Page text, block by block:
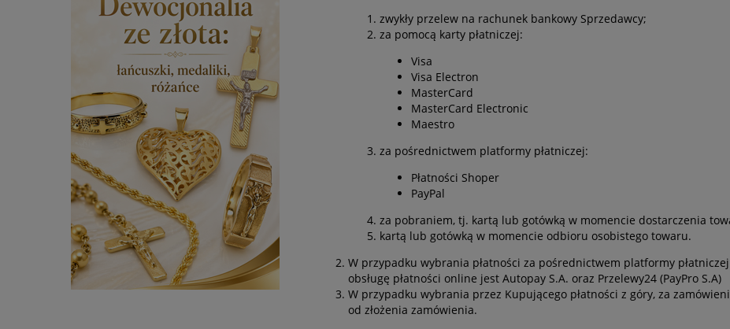
zwykły przelew na rachunek bankowy Sprzedawcy;
za pomocą karty płatniczej:
Visa
Visa Electron
MasterCard
MasterCard Electronic
Maestro
za pośrednictwem platformy płatniczej:
Płatności Shoper
PayPal
za pobraniem, tj. kartą lub gotówką w momencie dostarczenia
kartą lub gotówką w momencie odbioru osobistego towaru.
W przypadku wybrania płatności za pośrednictwem platformy
obsługę płatności online jest Autopay S.A. oraz Przelewy24 (PayPro S.A)
W przypadku wybrania przez Kupującego płatności z góry, za
od złożenia zamówienia.